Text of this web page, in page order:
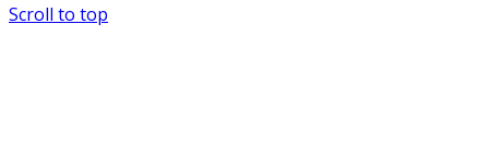
Scroll to top